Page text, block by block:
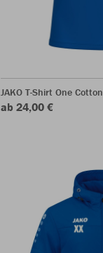
JAKO T-Shirt One Cotton
ab 24,00 €